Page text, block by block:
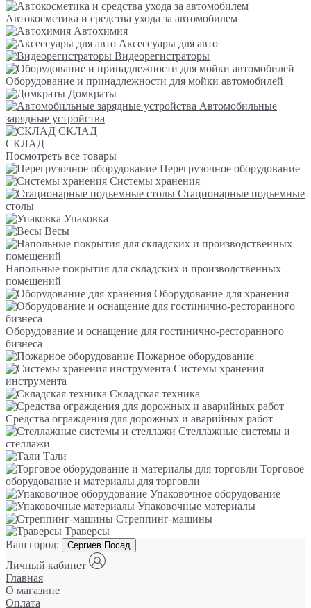
Автокосметика и средства ухода за автомобилем
Автохимия
Аксессуары для авто
Видеорегистраторы
Оборудование и принадлежности для мойки автомобилей
Домкраты
Автомобильные
зарядные устройства
СКЛАД
СКЛАД
Посмотреть все товары
Перегрузочное оборудование
Системы хранения
Стационарные подъемные
столы
Упаковка
Весы
Напольные покрытия для складских и производственных
помещений
Оборудование для хранения
Оборудование и оснащение для гостинично-ресторанного
бизнеса
Пожарное оборудование
Системы хранения
инструмента
Складская техника
Средства ограждения для дорожных и аварийных работ
Стеллажные системы и
стеллажи
Тали
Торговое
оборудование и материалы для торговли
Упаковочное оборудование
Упаковочные материалы
Стреппинг-машины
Траверсы
Ваш город:
Сергиев Посад
Личный кабинет
Главная
О магазине
Оплата